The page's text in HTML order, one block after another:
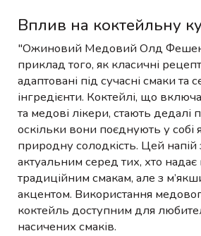
Вплив на коктейльну
"Ожиновий Медовий Олд
приклад того, як класичні
адаптовані під сучасні смаки та
інгредієнти. Коктейлі, що
та медові лікери, стають дедалі
оскільки вони поєднують у собі
природну солодкість. Цей напій
актуальним серед тих, хто
традиційним смакам, але з
акцентом. Використання
коктейль доступним для
насичених смаків.